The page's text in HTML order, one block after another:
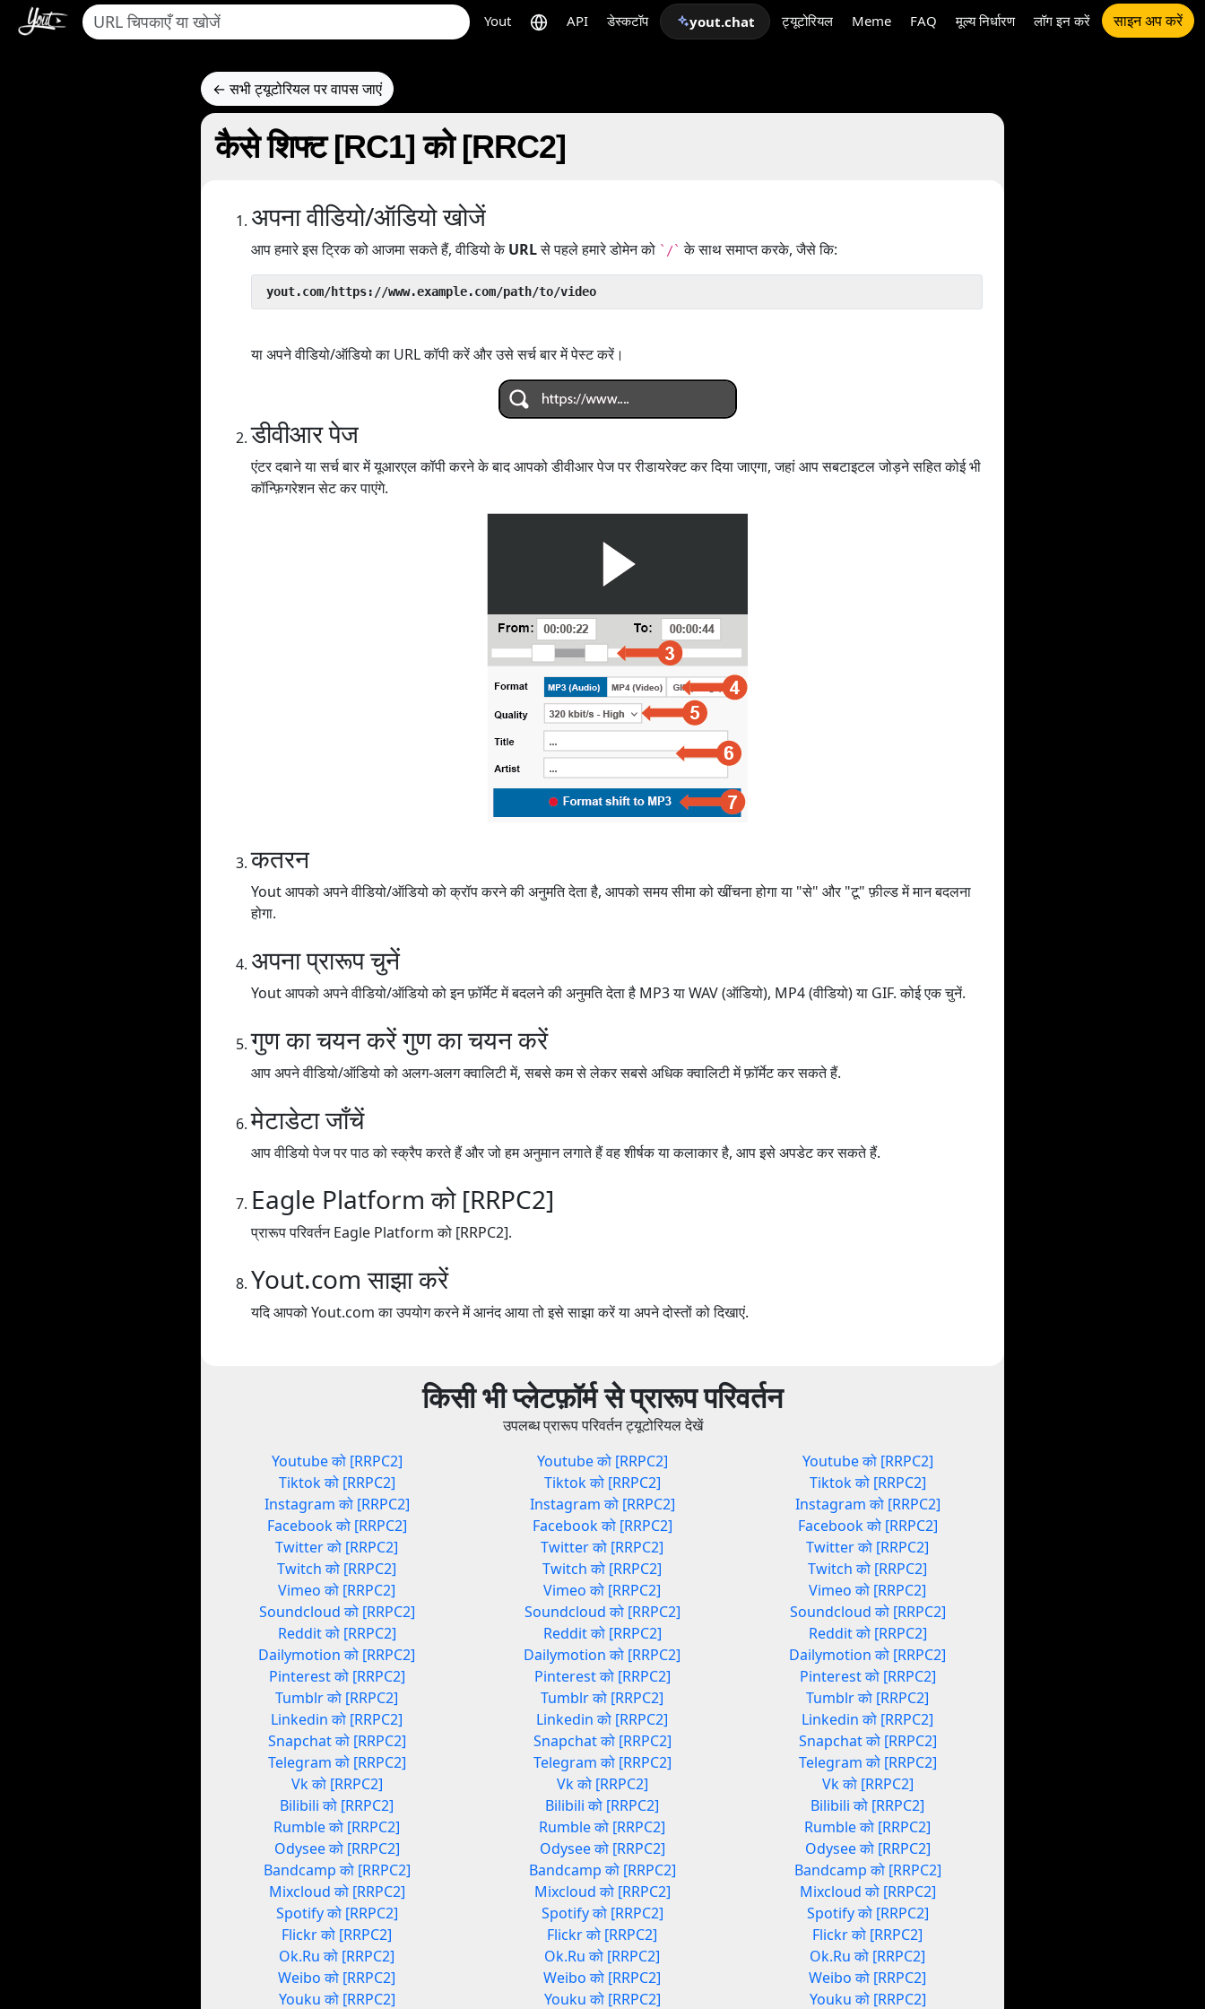
Yout API डेस्कटॉप yout.chat ट्यूटोरियल Meme FAQ मूल्य निर्धारण लॉग इन करें साइन अप करें
← सभी ट्यूटोरियल पर वापस जाएं
कैसे शिफ्ट [RC1] को [RRC2]
अपना वीडियो/ऑडियो खोजें
आप हमारे इस ट्रिक को आजमा सकते हैं, वीडियो केURLसे पहले हमारे डोमेन को `/` के साथ समाप्त करके, जैसे कि:
yout.com/https://www.example.com/path/to/video
या अपने वीडियो/ऑडियो का URL कॉपी करें और उसे सर्च बार में पेस्ट करें।
डीवीआर पेज
एंटर दबाने या सर्च बार में यूआरएल कॉपी करने के बाद आपको डीवीआर पेज पर रीडायरेक्ट कर दिया जाएगा, जहां आप सबटाइटल जोड़ने सहित कोई भी
कॉन्फ़िगरेशन सेट कर पाएंगे.
कतरन
Yout आपको अपने वीडियो/ऑडियो को क्रॉप करने की अनुमति देता है, आपको समय सीमा को खींचना होगा या "से" और "टू" फ़ील्ड में मान बदलना
होगा.
अपना प्रारूप चुनें
Yout आपको अपने वीडियो/ऑडियो को इन फ़ॉर्मेट में बदलने की अनुमति देता है MP3 या WAV (ऑडियो), MP4 (वीडियो) या GIF. कोई एक चुनें.
गुण का चयन करें गुण का चयन करें
आप अपने वीडियो/ऑडियो को अलग-अलग क्वालिटी में, सबसे कम से लेकर सबसे अधिक क्वालिटी में फ़ॉर्मेट कर सकते हैं.
मेटाडेटा जाँचें
आप वीडियो पेज पर पाठ को स्क्रैप करते हैं और जो हम अनुमान लगाते हैं वह शीर्षक या कलाकार है, आप इसे अपडेट कर सकते हैं.
Eagle Platform को [RRPC2]
प्रारूप परिवर्तन Eagle Platform को [RRPC2].
Yout.com साझा करें
यदि आपको Yout.com का उपयोग करने में आनंद आया तो इसे साझा करें या अपने दोस्तों को दिखाएं.
किसी भी प्लेटफ़ॉर्म से प्रारूप परिवर्तन
उपलब्ध प्रारूप परिवर्तन ट्यूटोरियल देखें
Youtube को [RRPC2]
Tiktok को [RRPC2]
Instagram को [RRPC2]
Facebook को [RRPC2]
Twitter को [RRPC2]
Twitch को [RRPC2]
Vimeo को [RRPC2]
Soundcloud को [RRPC2]
Reddit को [RRPC2]
Dailymotion को [RRPC2]
Pinterest को [RRPC2]
Tumblr को [RRPC2]
Linkedin को [RRPC2]
Snapchat को [RRPC2]
Telegram को [RRPC2]
Vk को [RRPC2]
Bilibili को [RRPC2]
Rumble को [RRPC2]
Odysee को [RRPC2]
Bandcamp को [RRPC2]
Mixcloud को [RRPC2]
Spotify को [RRPC2]
Flickr को [RRPC2]
Ok.Ru को [RRPC2]
Weibo को [RRPC2]
Youku को [RRPC2]
Youtube को [RRPC2]
Tiktok को [RRPC2]
Instagram को [RRPC2]
Facebook को [RRPC2]
Twitter को [RRPC2]
Twitch को [RRPC2]
Vimeo को [RRPC2]
Soundcloud को [RRPC2]
Reddit को [RRPC2]
Dailymotion को [RRPC2]
Pinterest को [RRPC2]
Tumblr को [RRPC2]
Linkedin को [RRPC2]
Snapchat को [RRPC2]
Telegram को [RRPC2]
Vk को [RRPC2]
Bilibili को [RRPC2]
Rumble को [RRPC2]
Odysee को [RRPC2]
Bandcamp को [RRPC2]
Mixcloud को [RRPC2]
Spotify को [RRPC2]
Flickr को [RRPC2]
Ok.Ru को [RRPC2]
Weibo को [RRPC2]
Youku को [RRPC2]
Youtube को [RRPC2]
Tiktok को [RRPC2]
Instagram को [RRPC2]
Facebook को [RRPC2]
Twitter को [RRPC2]
Twitch को [RRPC2]
Vimeo को [RRPC2]
Soundcloud को [RRPC2]
Reddit को [RRPC2]
Dailymotion को [RRPC2]
Pinterest को [RRPC2]
Tumblr को [RRPC2]
Linkedin को [RRPC2]
Snapchat को [RRPC2]
Telegram को [RRPC2]
Vk को [RRPC2]
Bilibili को [RRPC2]
Rumble को [RRPC2]
Odysee को [RRPC2]
Bandcamp को [RRPC2]
Mixcloud को [RRPC2]
Spotify को [RRPC2]
Flickr को [RRPC2]
Ok.Ru को [RRPC2]
Weibo को [RRPC2]
Youku को [RRPC2]